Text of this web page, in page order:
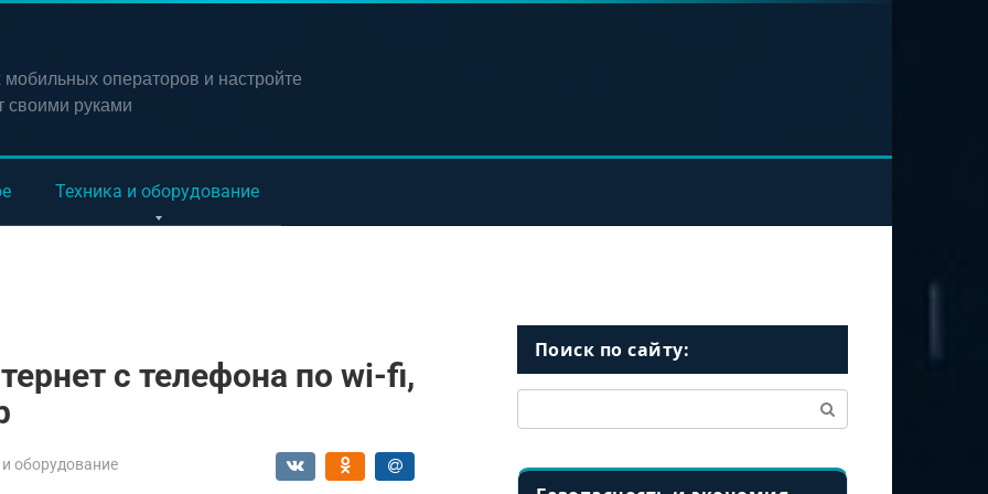
мобильных операторов и настройте
своими руками
Техника и оборудование
с телефона по wi-fi,
оборудование
Поиск по сайту: